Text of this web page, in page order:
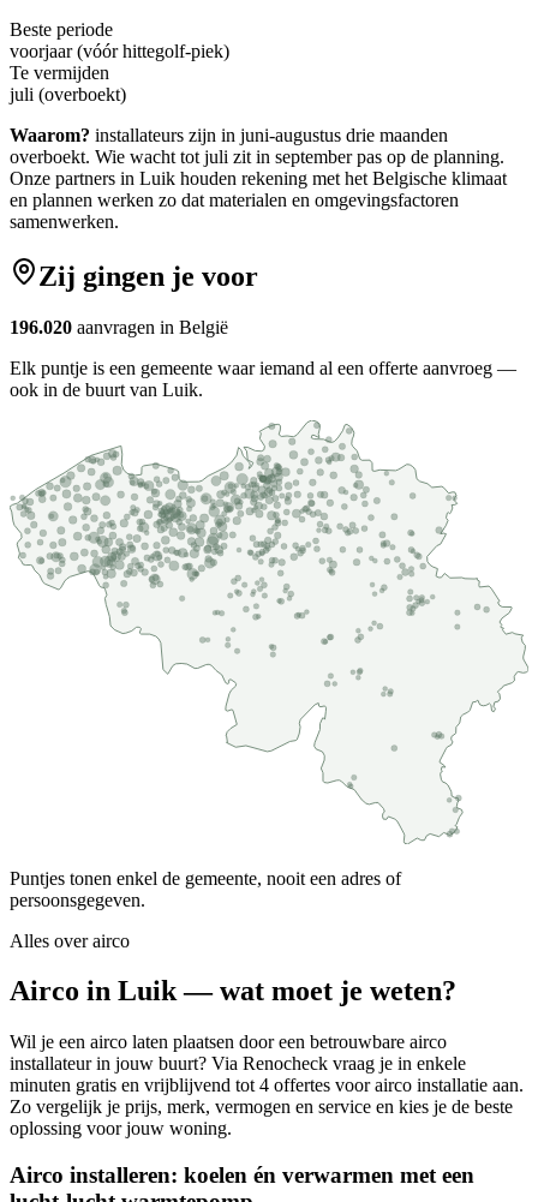
Beste periode
voorjaar (vóór hittegolf-piek)
Te vermijden
juli (overboekt)
Waarom? installateurs zijn in juni-augustus drie maanden
overboekt. Wie wacht tot juli zit in september pas op de planning.
Onze partners in Luik houden rekening met het Belgische klimaat
en plannen werken zo dat materialen en omgevingsfactoren
samenwerken.
Zij gingen je voor
196.020 aanvragen in België
Elk puntje is een gemeente waar iemand al een offerte aanvroeg —
ook in de buurt van Luik.
Puntjes tonen enkel de gemeente, nooit een adres of
persoonsgegeven.
Alles overairco
Airco in Luik — wat moet je weten?
Wil je een airco laten plaatsen door een betrouwbare airco
installateur in jouw buurt? Via Renocheck vraag je in enkele
minuten gratis en vrijblijvend tot 4 offertes voor airco installatie aan.
Zo vergelijk je prijs, merk, vermogen en service en kies je de beste
oplossing voor jouw woning.
Airco installeren: koelen én verwarmen met een